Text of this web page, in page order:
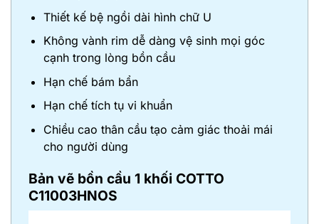
Thiết kế bệ ngồi dài hình chữ U
Không vành rim dễ dàng vệ sinh mọi góc
cạnh trong lòng bồn cầu
Hạn chế bám bẩn
Hạn chế tích tụ vi khuẩn
Chiều cao thân cầu tạo cảm giác thoải mái
cho người dùng
Bản vẽ bồn cầu 1 khối COTTO
C11003HNOS